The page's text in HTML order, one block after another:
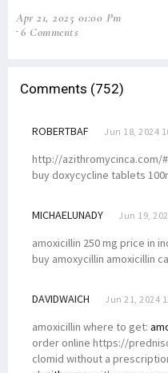
Apr 21, 2025 01:00 Pm
6 Comments
Comments (752)
ROBERTBAF Jun 18, 2024
http://azithromycinca.com/
buy doxycycline tablets
MICHAELUNADY Jun 19,
amoxicillin 250 mg price in
buy amoxycillin amoxicillin
DAVIDWAICH Jun 21, 2024
amoxicillin where to get:
order online https://
clomid without a